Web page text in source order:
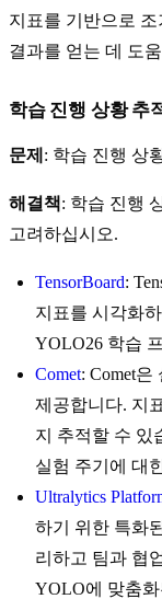
지표를 기반으로 조
결과를 얻는 데 도
학습 진행 상황 추
문제 : 학습 진행 상
해결책: 학습 진행
고려하십시오.
TensorBoard:
지표를 시각화
YOLO26 학습
Comet: Comet
제공합니다. 지
지 추적할 수 있
실험 주기에 대
Ultralytics
하기 위한 특화
리하고 팀과 협
YOLO에 맞춤